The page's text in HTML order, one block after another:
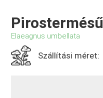
Elaeagnus umbellata
Szállítási méret: